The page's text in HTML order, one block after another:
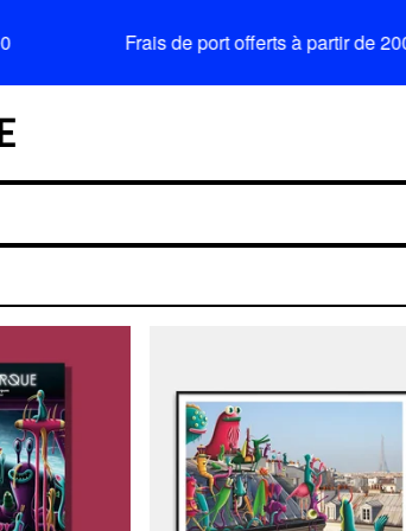
Frais de port offerts à partir de